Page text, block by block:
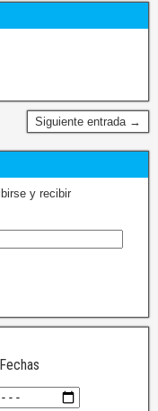
Siguiente entrada →
y recibir